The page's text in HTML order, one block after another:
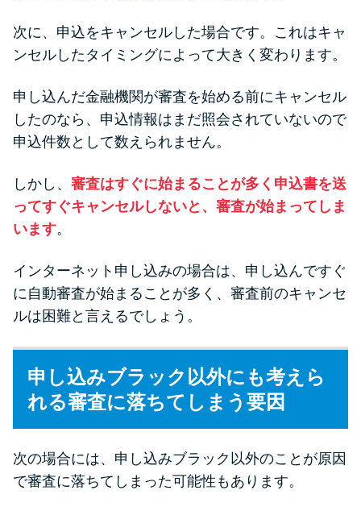
次に、申込をキャンセルした場合です。これはキャ
ンセルしたタイミングによって大きく変わります。
申し込んだ金融機関が審査を始める前にキャンセル
したのなら、申込情報はまだ照会されていないので
申込件数として数えられません。
しかし、 審査はすぐに始まることが多く申込書を送
ってすぐキャンセルしないと、審査が始まってしま
います。
インターネット申し込みの場合は、申し込んですぐ
に自動審査が始まることが多く、審査前のキャンセ
ルは困難と言えるでしょう。
申し込みブラック以外にも考えら
れる審査に落ちてしまう要因
次の場合には、申し込みブラック以外のことが原因
で審査に落ちてしまった可能性もあります。